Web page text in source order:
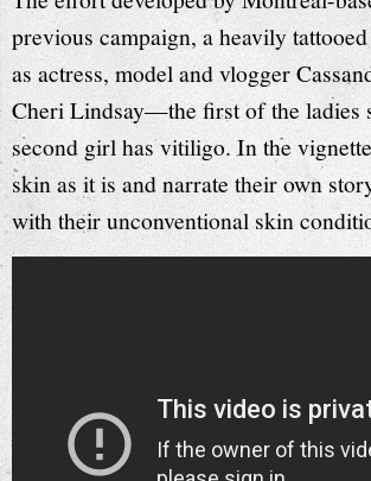
previous campaign, a heavily
as actress, model and vlogger
Cheri Lindsay—the first of the ladies
second girl has vitiligo. In the
skin as it is and narrate their own
with their unconventional skin